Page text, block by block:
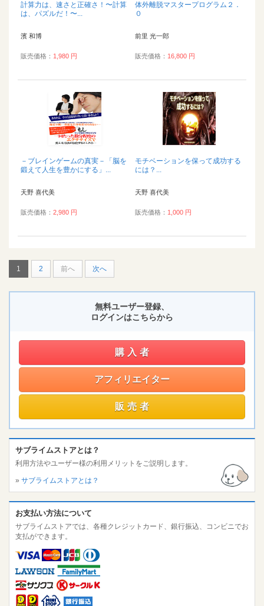
計算力は、速さと正確さ！〜計算
は、パズルだ！〜...
濱 和博
販売価格： 1,980 円
体外離脱マスタープログラム２．
０
前里 光一郎
販売価格： 16,800 円
－ブレインゲームの真実－「脳を
鍛えて人生を豊かにする」...
天野 喜代美
販売価格： 2,980 円
モチベーションを保って成功する
には？...
天野 喜代美
販売価格： 1,000 円
1 2 前へ 次へ
無料ユーザー登録、
ログインはこちらから
購入者
アフィリエイター
販売者
サブライムストアとは？
利用方法やユーザー様の利用メリットをご説明します。
» サブライムストアとは？
お支払い方法について
サブライムストアでは、各種クレジットカード、銀行振込、コンビニでお
支払ができます。